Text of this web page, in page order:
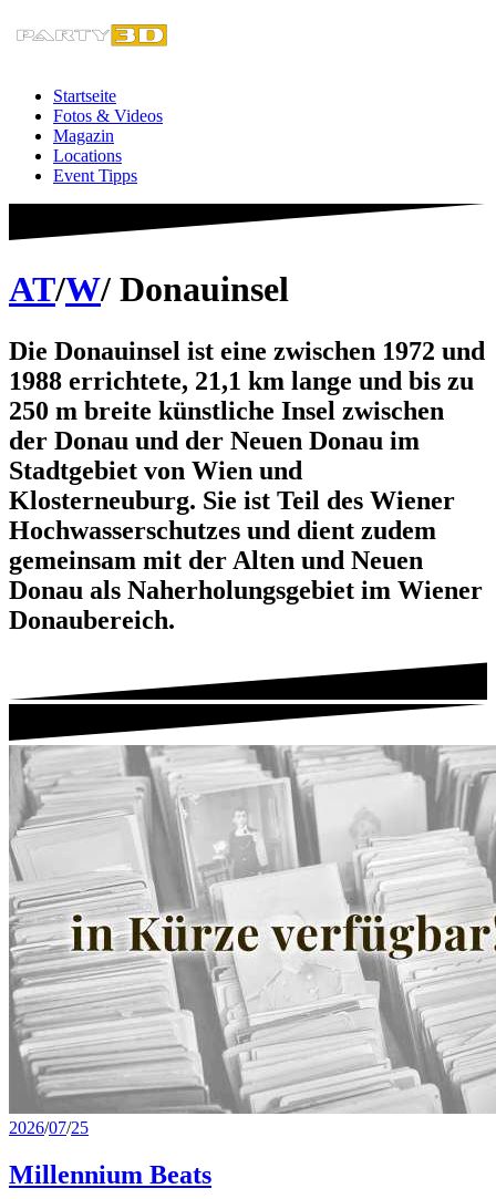
Inhalt
Startseite
Fotos & Videos
Magazin
Locations
Event Tipps
AT/W/ Donauinsel
Die Donauinsel ist eine zwischen 1972 und
1988 errichtete, 21,1 km lange und bis zu
250 m breite künstliche Insel zwischen
der Donau und der Neuen Donau im
Stadtgebiet von Wien und
Klosterneuburg. Sie ist Teil des Wiener
Hochwasserschutzes und dient zudem
gemeinsam mit der Alten und Neuen
Donau als Naherholungsgebiet im Wiener
Donaubereich.
2026/07/25
Millennium Beats